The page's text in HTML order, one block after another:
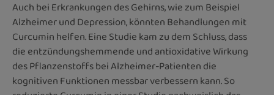
Auch bei Erkrankungen des Gehirns, wie zum Beispiel
Alzheimer und Depression, könnten Behandlungen mit
Curcumin helfen. Eine Studie kam zu dem Schluss, dass
die entzündungshemmende und antioxidative Wirkung
des Pflanzenstoffs bei Alzheimer-Patienten die
kognitiven Funktionen messbar verbessern kann. So